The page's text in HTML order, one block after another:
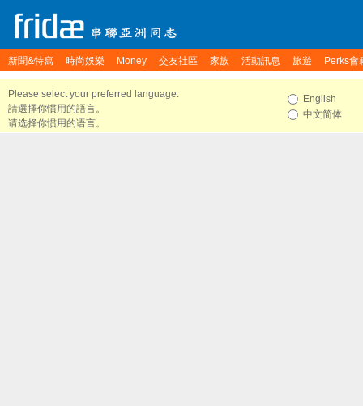
新聞&特寫 時尚娛樂 Money 交友社區 家族 活動訊息 旅遊 Perks會
Please select your preferred language.
請選擇你慣用的語言。
请选择你惯用的语言。
English
中文简体